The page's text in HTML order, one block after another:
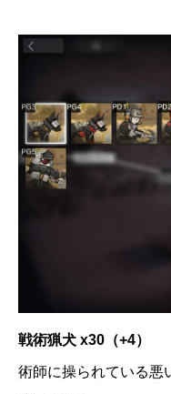
戦術猟犬 x30（+4）
術師に操られている悪